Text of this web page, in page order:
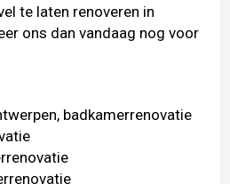
te laten renoveren in
ons dan vandaag nog voor
, badkamerrenovatie